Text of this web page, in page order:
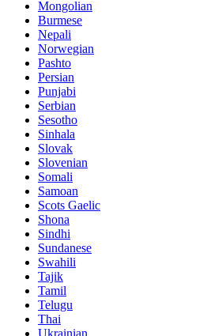
Mongolian
Burmese
Nepali
Norwegian
Pashto
Persian
Punjabi
Serbian
Sesotho
Sinhala
Slovak
Slovenian
Somali
Samoan
Scots Gaelic
Shona
Sindhi
Sundanese
Swahili
Tajik
Tamil
Telugu
Thai
Ukrainian